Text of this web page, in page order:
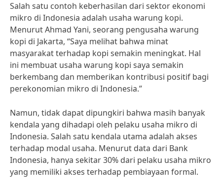
Salah satu contoh keberhasilan dari sektor ekonomi
mikro di Indonesia adalah usaha warung kopi.
Menurut Ahmad Yani, seorang pengusaha warung
kopi di Jakarta, “Saya melihat bahwa minat
masyarakat terhadap kopi semakin meningkat. Hal
ini membuat usaha warung kopi saya semakin
berkembang dan memberikan kontribusi positif bagi
perekonomian mikro di Indonesia.”
Namun, tidak dapat dipungkiri bahwa masih banyak
kendala yang dihadapi oleh pelaku usaha mikro di
Indonesia. Salah satu kendala utama adalah akses
terhadap modal usaha. Menurut data dari Bank
Indonesia, hanya sekitar 30% dari pelaku usaha mikro
yang memiliki akses terhadap pembiayaan formal.